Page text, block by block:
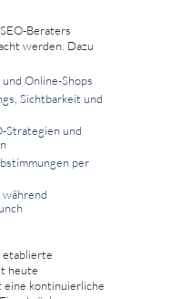
Beraters
werden. Dazu
Online-Shops
Sichtbarkeit und
Strategien und
per
etablierte
heute
eine kontinuierliche